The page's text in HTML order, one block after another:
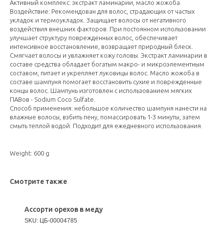
Активный комплекс: экстракт ламинарии, масло жожоба.
Воздействие: Рекомендован для волос, страдающих от частых
укладок и термоукладок. Защищает волосы от негативного
воздействия внешних факторов. При постоянном использовании
улучшает структуру поврежденных волос, обеспечивает
интенсивное восстановление, возвращает природный блеск.
Смягчает волосы и увлажняет кожу головы. Экстракт ламинарии в
составе средства обладает богатым макро- и микроэлементным
составом, питает и укрепляет луковицы волос. Масло жожоба в
составе шампуня помогает восстановить сухие и поврежденные
концы волос. Шампунь изготовлен с использованием мягких
ПАВов - Sodium Coco Sulfate.
Способ применения: небольшое количество шампуня нанести на
влажные волосы, взбить пену, помассировать 1-З минуты, затем
смыть теплой водой. Подходит для ежедневного использования.
Weight: 600 g
Смотрите также
Ассорти орехов в меду
SKU: ЦБ-00004785